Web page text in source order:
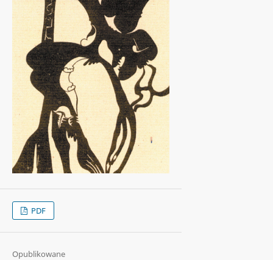
PDF
Opublikowane